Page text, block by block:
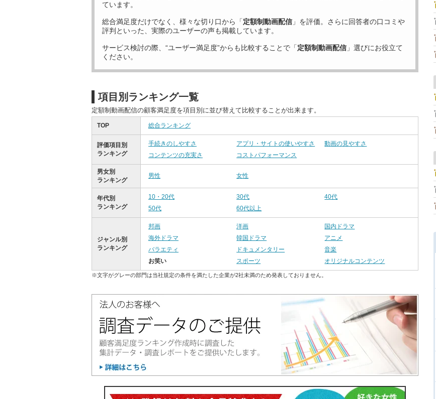
ています。
総合満足度だけでなく、様々な切り口から「定額制動画配信 」を評価。さらに回答者の口コミや
評判といった、実際のユーザーの声も掲載しています。
サービス検討の際、“ユーザー満足度”からも比較することで「定額制動画配信 」選びにお役立て
ください。
項目別ランキング一覧
定額制動画配信の顧客満足度を項目別に並び替えて比較することが出来ます。
TOP 総合ランキング
評価項目別
ランキング
手続きのしやすさ アプリ・サイトの使いやすさ
動画の見やすさ
コンテンツの充実さ
コストパフォーマンス
男女別
ランキング
男性 女性
年代別
ランキング
10・20代 30代
40代
50代
60代以上
ジャンル別
ランキング
邦画 洋画
国内ドラマ
海外ドラマ
韓国ドラマ
アニメ
バラエティ
ドキュメンタリー
音楽
お笑い
スポーツ オリジナルコンテンツ
※文字がグレーの部門は当社規定の条件を満たした企業が2社未満のため発表しておりません。